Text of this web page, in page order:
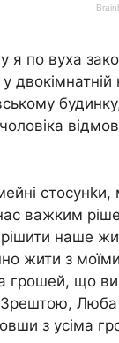
я по вуха
важким
наше
жити з
грошей, що
Люба
з усіма